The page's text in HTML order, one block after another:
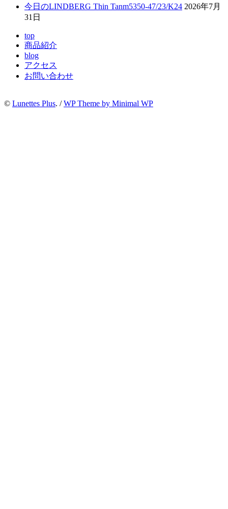
今日のLINDBERG Thin Tanm5350-47/23/K24 2026年7月
31日
top
商品紹介
blog
アクセス
お問い合わせ
© Lunettes Plus. /WP Theme by Minimal WP